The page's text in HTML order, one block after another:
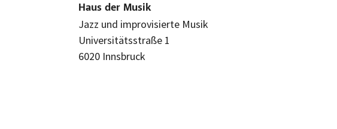
Haus der Musik
Jazz und improvisierte Musik
Universitätsstraße 1
6020 Innsbruck